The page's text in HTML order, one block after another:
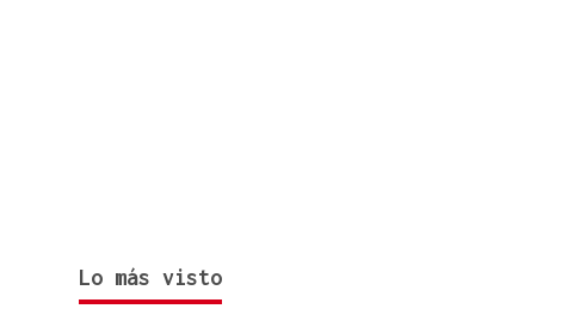
Lo más visto